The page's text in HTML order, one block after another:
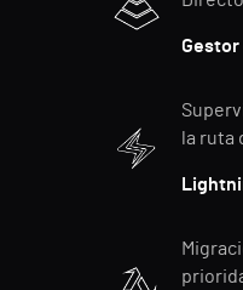
Gestor
la ruta